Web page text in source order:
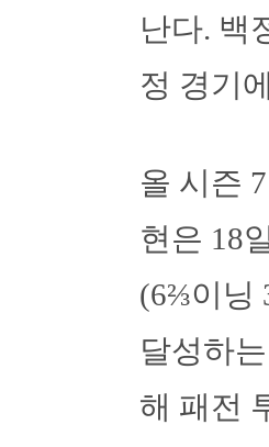
난다. 백
정 경기
올 시즌
현은 18
(6⅔이닝
달성하
해 패전